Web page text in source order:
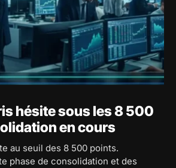
hésite sous les 8 500
en cours
au seuil des 8 500 points.
phase de consolidation et des